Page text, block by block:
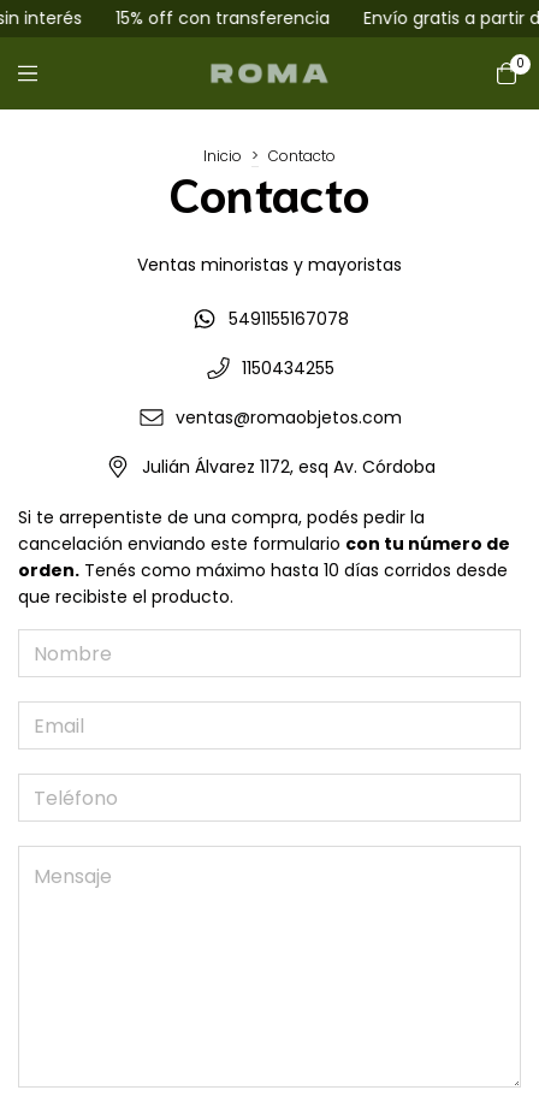
interés 15% off con transferencia Envío gratis a partir
0
Inicio > Contacto
Contacto
Ventas minoristas y mayoristas
5491155167078
1150434255
ventas@romaobjetos.com
Julián Álvarez 1172, esq Av. Córdoba
Si te arrepentiste de una compra, podés pedir la
cancelación enviando este formulario con tu número de
orden. Tenés como máximo hasta 10 días corridos desde
que recibiste el producto.